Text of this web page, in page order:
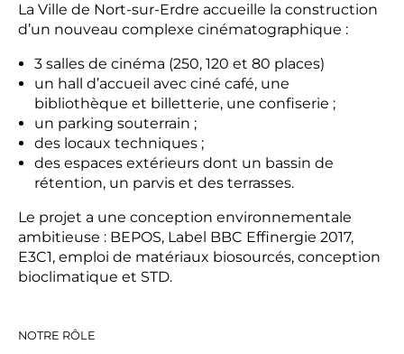
La Ville de Nort-sur-Erdre accueille la construction
d’un nouveau complexe cinématographique :
3 salles de cinéma (250, 120 et 80 places)
un hall d’accueil avec ciné café, une
bibliothèque et billetterie, une confiserie ;
un parking souterrain ;
des locaux techniques ;
des espaces extérieurs dont un bassin de
rétention, un parvis et des terrasses.
Le projet a une conception environnementale
ambitieuse : BEPOS, Label BBC Effinergie 2017,
E3C1, emploi de matériaux biosourcés, conception
bioclimatique et STD.
NOTRE RÔLE